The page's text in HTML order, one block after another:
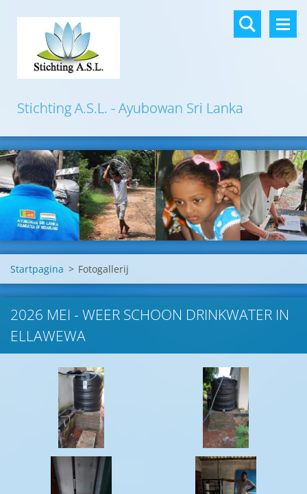
Stichting A.S.L. - Ayubowan Sri Lanka
Startpagina > Fotogallerij
2026 MEI - WEER SCHOON DRINKWATER IN
ELLAWEWA